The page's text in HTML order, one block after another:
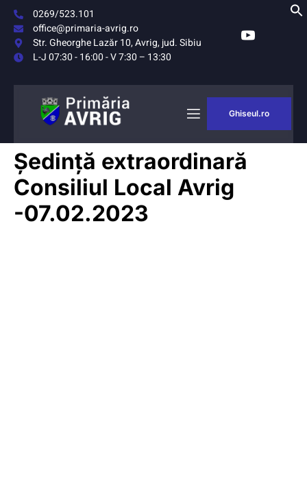
0269/523.101
office@primaria-avrig.ro
Str. Gheorghe Lazăr 10, Avrig, jud. Sibiu
L-J 07:30 - 16:00 - V 7:30 – 13:30
Ghiseul.ro
Ședință extraordinară
Consiliul Local Avrig
-07.02.2023